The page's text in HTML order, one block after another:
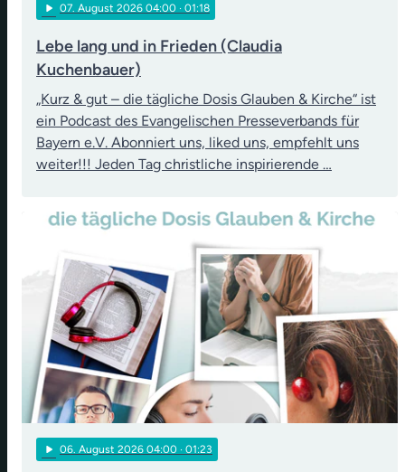
play_arrow 07. August 2026 04:00 · 01:18
Lebe lang und in Frieden (Claudia
Kuchenbauer)
„Kurz & gut – die tägliche Dosis Glauben & Kirche“ ist
ein Podcast des Evangelischen Presseverbands für
Bayern e.V. Abonniert uns, liked uns, empfehlt uns
weiter!!! Jeden Tag christliche inspirierende …
play_arrow 06. August 2026 04:00 · 01:23